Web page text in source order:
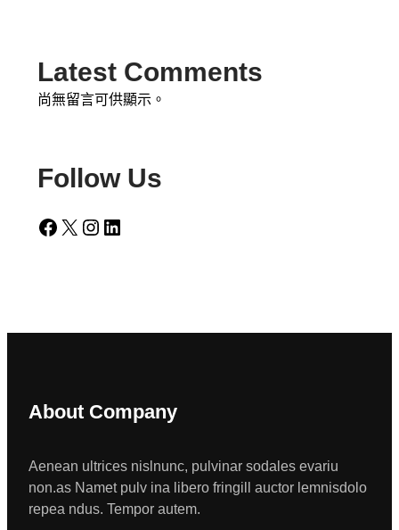
Latest Comments
尚無留言可供顯示。
Follow Us
Facebook X Instagram LinkedIn
About Company
Aenean ultrices nislnunc, pulvinar sodales evariu
non.as Namet pulv ina libero fringill auctor lemnisdolo
repea ndus. Tempor autem.